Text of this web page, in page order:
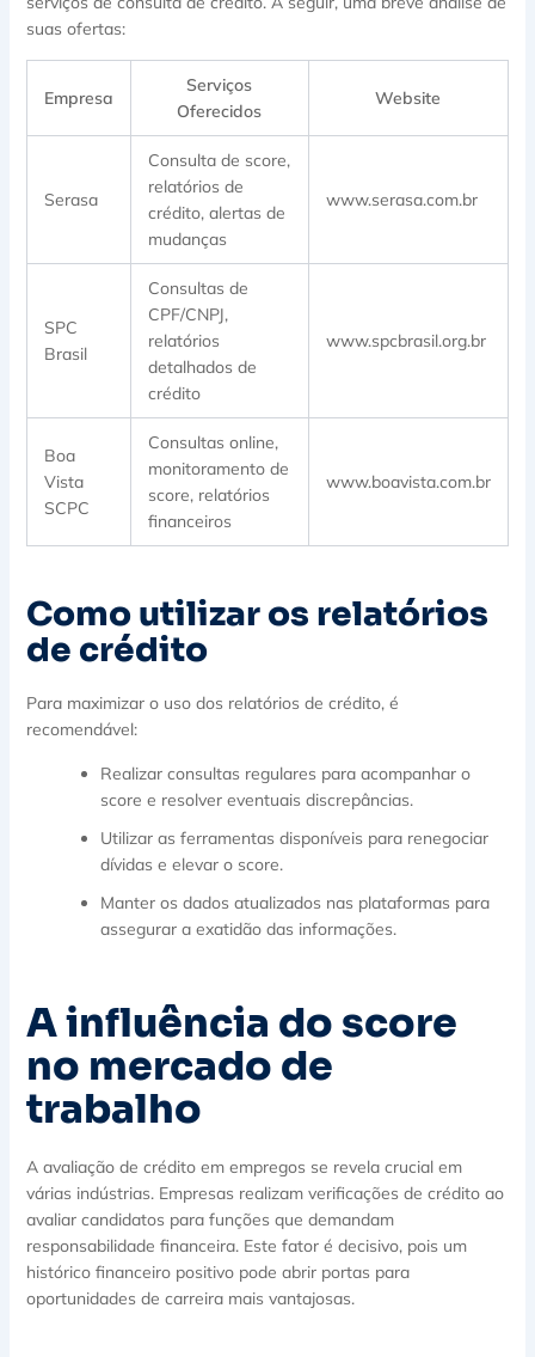
suas ofertas:
Empresa
Serviços
Oferecidos
Website
Serasa
Consulta de score,
relatórios de
crédito, alertas de
mudanças
www.serasa.com.br
SPC
Brasil
Consultas de
CPF/CNPJ,
relatórios
detalhados de
crédito
www.spcbrasil.org.br
Boa
Vista
SCPC
Consultas online,
monitoramento de
score, relatórios
financeiros
www.boavista.com.br
Como utilizar os relatórios
de crédito
Para maximizar o uso dos relatórios de crédito, é
recomendável:
Realizar consultas regulares para acompanhar o
score e resolver eventuais discrepâncias.
Utilizar as ferramentas disponíveis para renegociar
dívidas e elevar o score.
Manter os dados atualizados nas plataformas para
assegurar a exatidão das informações.
A influência do score
no mercado de
trabalho
A avaliação de crédito em empregos se revela crucial em
várias indústrias. Empresas realizam verificações de crédito ao
avaliar candidatos para funções que demandam
responsabilidade financeira. Este fator é decisivo, pois um
histórico financeiro positivo pode abrir portas para
oportunidades de carreira mais vantajosas.